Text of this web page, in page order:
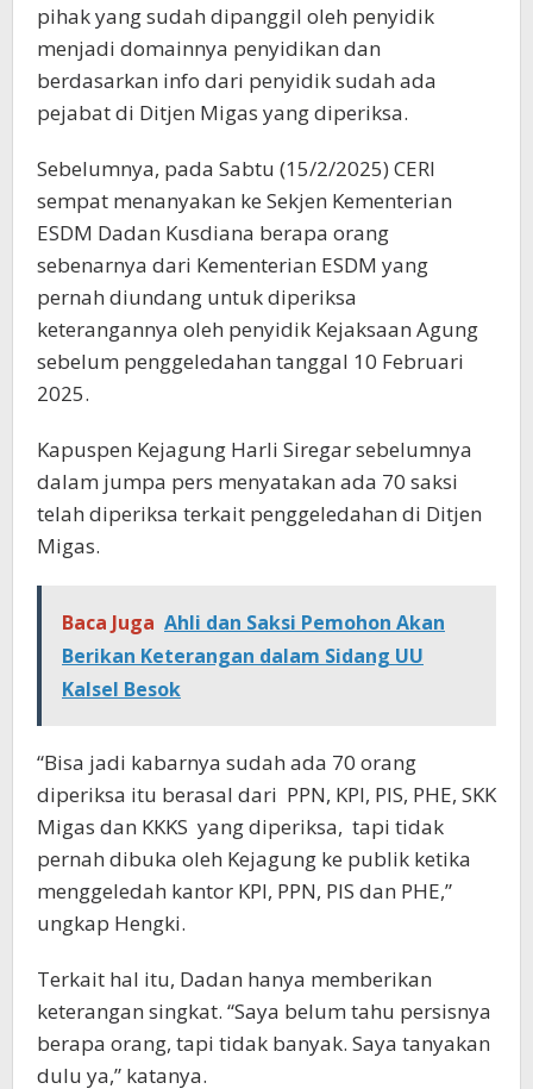
pihak yang sudah dipanggil oleh penyidik
menjadi domainnya penyidikan dan
berdasarkan info dari penyidik sudah ada
pejabat di Ditjen Migas yang diperiksa.
Sebelumnya, pada Sabtu (15/2/2025) CERI
sempat menanyakan ke Sekjen Kementerian
ESDM Dadan Kusdiana berapa orang
sebenarnya dari Kementerian ESDM yang
pernah diundang untuk diperiksa
keterangannya oleh penyidik Kejaksaan Agung
sebelum penggeledahan tanggal 10 Februari
2025.
Kapuspen Kejagung Harli Siregar sebelumnya
dalam jumpa pers menyatakan ada 70 saksi
telah diperiksa terkait penggeledahan di Ditjen
Migas.
Baca Juga Ahli dan Saksi Pemohon Akan
Berikan Keterangan dalam Sidang UU
Kalsel Besok
“Bisa jadi kabarnya sudah ada 70 orang
diperiksa itu berasal dari PPN, KPI, PIS, PHE, SKK
Migas dan KKKS yang diperiksa, tapi tidak
pernah dibuka oleh Kejagung ke publik ketika
menggeledah kantor KPI, PPN, PIS dan PHE,”
ungkap Hengki.
Terkait hal itu, Dadan hanya memberikan
keterangan singkat. “Saya belum tahu persisnya
berapa orang, tapi tidak banyak. Saya tanyakan
dulu ya,” katanya.